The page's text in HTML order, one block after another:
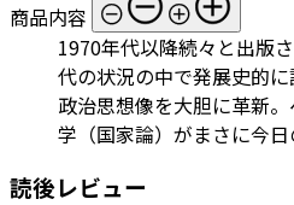
商品内容
1970年代以降続々と出版
代の状況の中で発展史的
政治思想像を大胆に革新
学（国家論）がまさに今日
読後レビュー